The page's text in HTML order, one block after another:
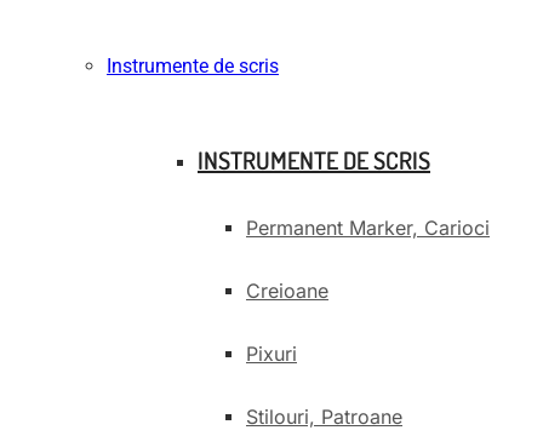
Instrumente de scris
INSTRUMENTE DE SCRIS
Permanent Marker, Carioci
Creioane
Pixuri
Stilouri, Patroane